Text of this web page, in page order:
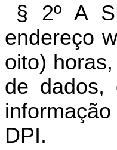
§ 2º A
endereço
oito)
de dados,
DPI.